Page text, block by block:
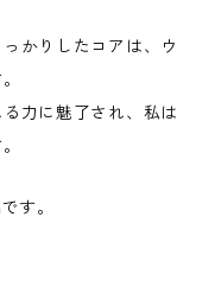
かりしたコアは、ウ
力に魅了され、私は
す。